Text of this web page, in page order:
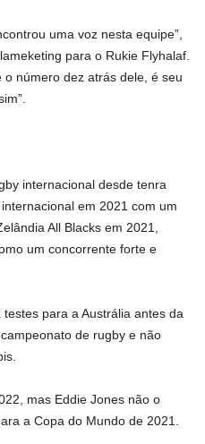
uma voz nesta equipe”,
para o Rukie Flyhalaf.
o número dez atrás dele, é seu
internacional desde tenra
em 2021 com um
All Blacks em 2021,
um concorrente forte e
para a Austrália antes da
de rugby e não
mas Eddie Jones não o
a Copa do Mundo de 2021.